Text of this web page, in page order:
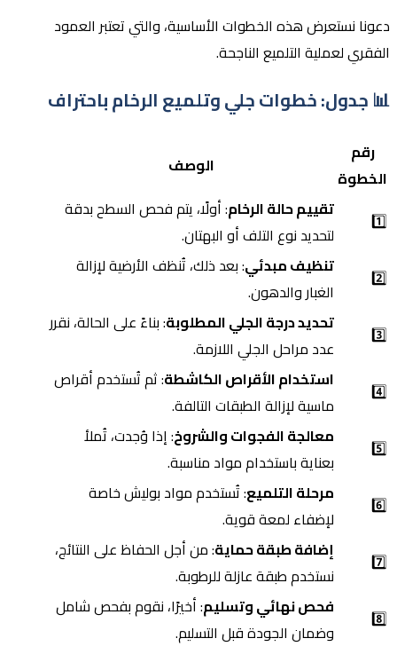
دعونا نستعرض هذه الخطوات الأساسية، والتي تعتبر العمود
الفقري لعملية التلميع الناجحة.
📊 جدول: خطوات جلي وتلميع الرخام باحتراف
رقم
الخطوة
الوصف
1️⃣ تقييم حالة الرخام: أولًا، يتم فحص السطح بدقة
لتحديد نوع التلف أو البهتان.
2️⃣
تنظيف مبدئي: بعد ذلك، تُنظف الأرضية لإزالة
الغبار والدهون.
3️⃣
تحديد درجة الجلي المطلوبة: بناءً على الحالة، نقرر
عدد مراحل الجلي اللازمة.
4️⃣
استخدام الأقراص الكاشطة: ثم تُستخدم أقراص
ماسية لإزالة الطبقات التالفة.
5️⃣
معالجة الفجوات والشروخ: إذا وُجدت، تُملأ
بعناية باستخدام مواد مناسبة.
6️⃣
مرحلة التلميع: تُستخدم مواد بوليش خاصة
لإضفاء لمعة قوية.
7️⃣
إضافة طبقة حماية: من أجل الحفاظ على النتائج،
نستخدم طبقة عازلة للرطوبة.
8️⃣
فحص نهائي وتسليم: أخيرًا، نقوم بفحص شامل
وضمان الجودة قبل التسليم.